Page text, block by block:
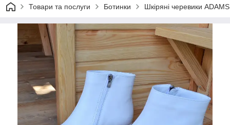
Товари та послуги Ботинки Шкіряні черевики